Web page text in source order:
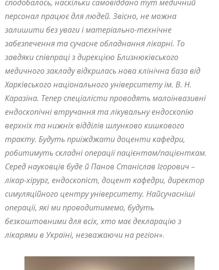
сподобалось, наскільки самовіддано тут медичний
персонал працює для людей. Звісно, не можна
залишити без уваги і матеріально-технічне
забезпечення та сучасне обладнання лікарні. То
завдяки співпраці з дирекцією Близнюківського
медичного закладу відкрилась нова клінічна база від
Харківського національного університету ім. В. Н.
Каразіна. Тепер спеціалісти проводять малоінвазивні
ендоскопічні втручаннята лікувальну ендоскопію
верхніх та нижніх відділів шлунково кишкового
тракту. Будуть приїжджати доценти кафедри,
робитимуть складні операції пацієнтам/пацієнткам.
Серед науковців буде й Панов Станіслав Ігорович –
лікар-хірург, ендоскопіст, доцент кафедри, директор
симуляційного центру університету. Найсучасніші
операції, які ми проводитимемо, будуть
безкоштовними для всіх, хто має декларацію з
лікарями в Україні, незважаючи на регіон».